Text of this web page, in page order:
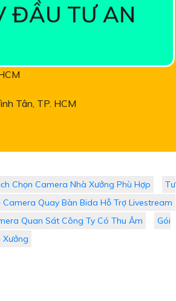
ĐẦU TƯ AN
Tân, TP. HCM
Chọn Camera Nhà Xưởng Phù Hợp
Tư
Camera Quay Bàn Bida Hỗ Trợ Livestream
Quan Sát Công Ty Có Thu Âm
Gói